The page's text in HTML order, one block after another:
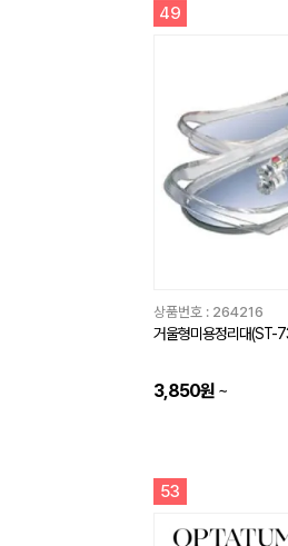
49
상품번호 : 264216
거울형미용정리대(ST-
3,850원 ~
53